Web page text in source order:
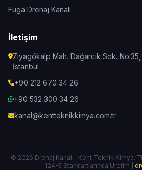
Fuga Drenaj Kanalı
İletişim
Ziyagökalp Mah. Dağarcık Sok.
İstanbul
+90 212 670 34 26
+90 532 300 34 26
kanal@kentteknikkimya.com.tr
© 2026 Drenaj Kanal - Kent Teknik Kimya.
124-5 Standartlarında Üretim |